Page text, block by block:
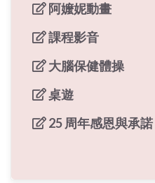
阿嬤妮動畫
課程影音
大腦保健體操
桌遊
25 周年感恩與承諾